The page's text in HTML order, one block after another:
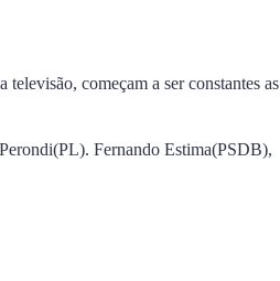
começam a ser constantes as
Fernando Estima(PSDB),